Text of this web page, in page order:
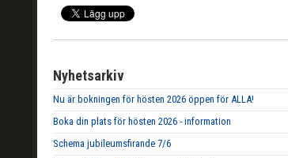
Nyhetsarkiv
Nu är bokningen för hösten 2026 öppen för ALLA!
Boka din plats för hösten 2026 - information
Schema jubileumsfirande 7/6